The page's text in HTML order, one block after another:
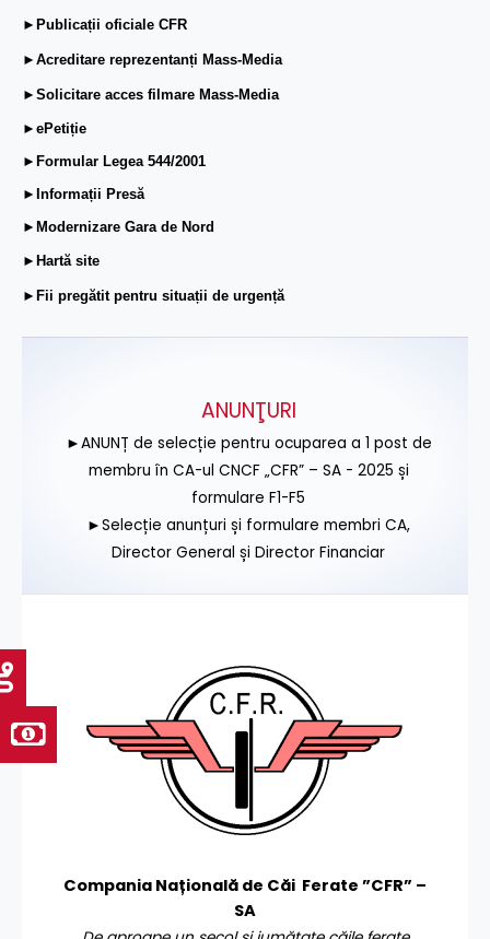
►Publicații oficiale CFR
►Acreditare reprezentanți Mass-Media
►Solicitare acces filmare Mass-Media
►ePetiție
►Formular Legea 544/2001
►Informații Presă
►Modernizare Gara de Nord
►Hartă site
►Fii pregătit pentru situații de urgență
ANUNŢURI
►ANUNȚ de selecție pentru ocuparea a 1 post de
membru în CA-ul CNCF „CFR” – SA - 2025 și
formulare F1-F5
►Selecție anunțuri și formulare membri CA,
Director General și Director Financiar
Compania Națională de Căi Ferate ”CFR” –
SA